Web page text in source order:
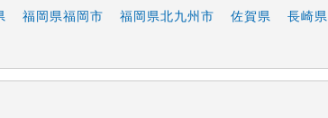
福岡県福岡市 福岡県北九州市 佐賀県
長崎県